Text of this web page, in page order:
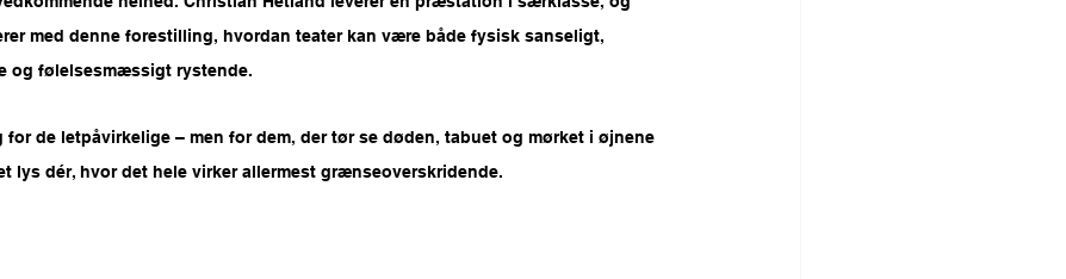
med denne forestilling, hvordan teater kan være både fysisk sanseligt,
og følelsesmæssigt rystende.
for de letpåvirkelige – men for dem, der tør se døden, tabuet og mørket i øjnene
lys dér, hvor det hele virker allermest grænseoverskridende.